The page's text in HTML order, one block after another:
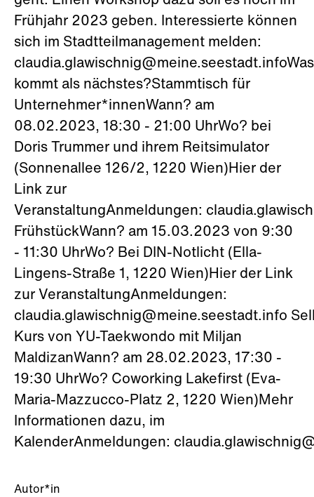
Autor*in
Frühjahr 2023 geben. Interessierte können
sich im Stadtteilmanagement melden:
claudia.glawischnig@meine.seestadt.infoWas
kommt als nächstes?Stammtisch für
Unternehmer*innenWann? am
08.02.2023, 18:30 - 21:00 UhrWo? bei
Doris Trummer und ihrem Reitsimulator
(Sonnenallee 126/2, 1220 Wien)Hier der
Link zur
VeranstaltungAnmeldungen:
FrühstückWann? am 15.03.2023 von 9:30
- 11:30 UhrWo? Bei DIN-Notlicht (Ella-
Lingens-Straße 1, 1220 Wien)Hier der Link
zur VeranstaltungAnmeldungen:
claudia.glawischnig@meine.seestadt.info
Kurs von YU-Taekwondo mit Miljan
MaldizanWann? am 28.02.2023, 17:30 -
19:30 UhrWo? Coworking Lakefirst (Eva-
Maria-Mazzucco-Platz 2, 1220 Wien)Mehr
Informationen dazu, im
KalenderAnmeldungen: